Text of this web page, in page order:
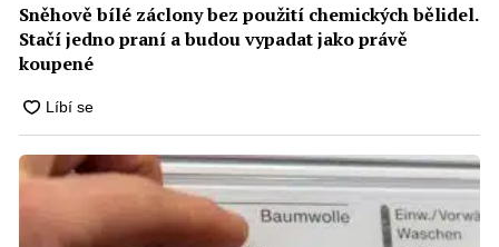
Sněhově bílé záclony bez použití chemických bělidel.
Stačí jedno praní a budou vypadat jako právě
koupené